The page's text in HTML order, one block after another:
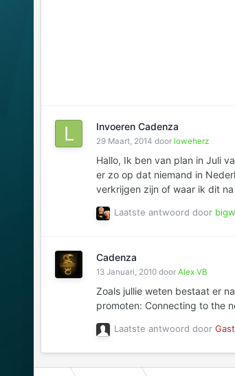
Invoeren Cadenza
29 Maart, 2014 door loweherz
Hallo, Ik ben van plan in Juli vanuit Dubai mn Kia Cadenza mee te nemen. Machtige kar, luxe, ziet er mooi uit, alles erop en eraan, wellicht een wat te zware motor.. Het lijkt
er zo op dat niemand in Nederland deze
Laatste antwoord door
Cadenza
13 Januari, 2010door Alex VB
Zoals jullie weten bestaat er naast de liefde
Laatste antwoord door